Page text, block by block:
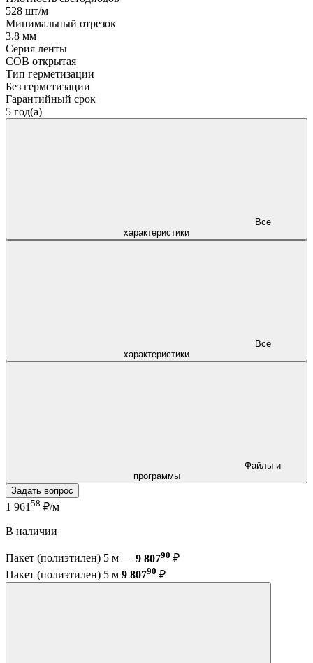
528 шт/м
Минимальный отрезок
3.8 мм
Серия ленты
COB открытая
Тип герметизации
Без герметизации
Гарантийный срок
5 год(а)
характеристики
характеристики
программы
Задать вопрос
1 961 58 ₽/м
В наличии
Пакет (полиэтилен) 5 м — 9 80790 ₽
Пакет (полиэтилен) 5 м 9 80790 ₽